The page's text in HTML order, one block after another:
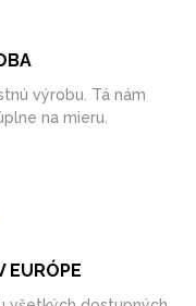
výrobu. Tá nám
na mieru.
EURÓPE